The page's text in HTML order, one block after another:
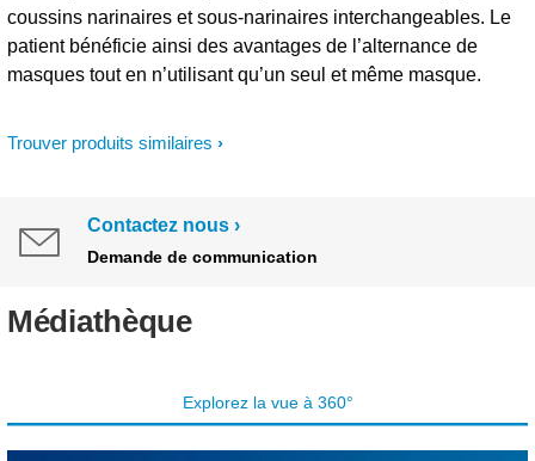
Trouver produits similaires
coussins narinaires et sous-narinaires interchangeables. Le
patient bénéficie ainsi des avantages de l’alternance de
masques tout en n’utilisant qu’un seul et même masque.
Contactez nous
Demande de communication
Médiathèque
Explorez la vue à 360°